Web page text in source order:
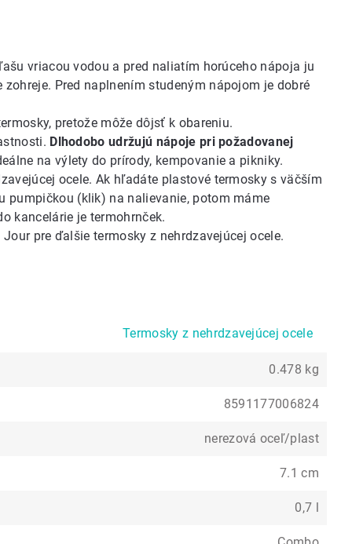
vriacou vodou a pred naliatím horúceho nápoja ju
Pred naplnením studeným nápojom je dobré
pretože môže dôjsť k obareniu.
Dlhodobo udržujú nápoje pri požadovanej
na výlety do prírody, kempovanie a pikniky.
ocele. Ak hľadáte plastové termosky s väčším
pumpičkou (klik) na nalievanie, potom máme
kancelárie je termohrnček.
Jourpre ďalšie termosky z nehrdzavejúcej ocele.
Termosky z nehrdzavejúcej ocele
0.478 kg
8591177006824
nerezová oceľ/plast
7.1 cm
0,7 l